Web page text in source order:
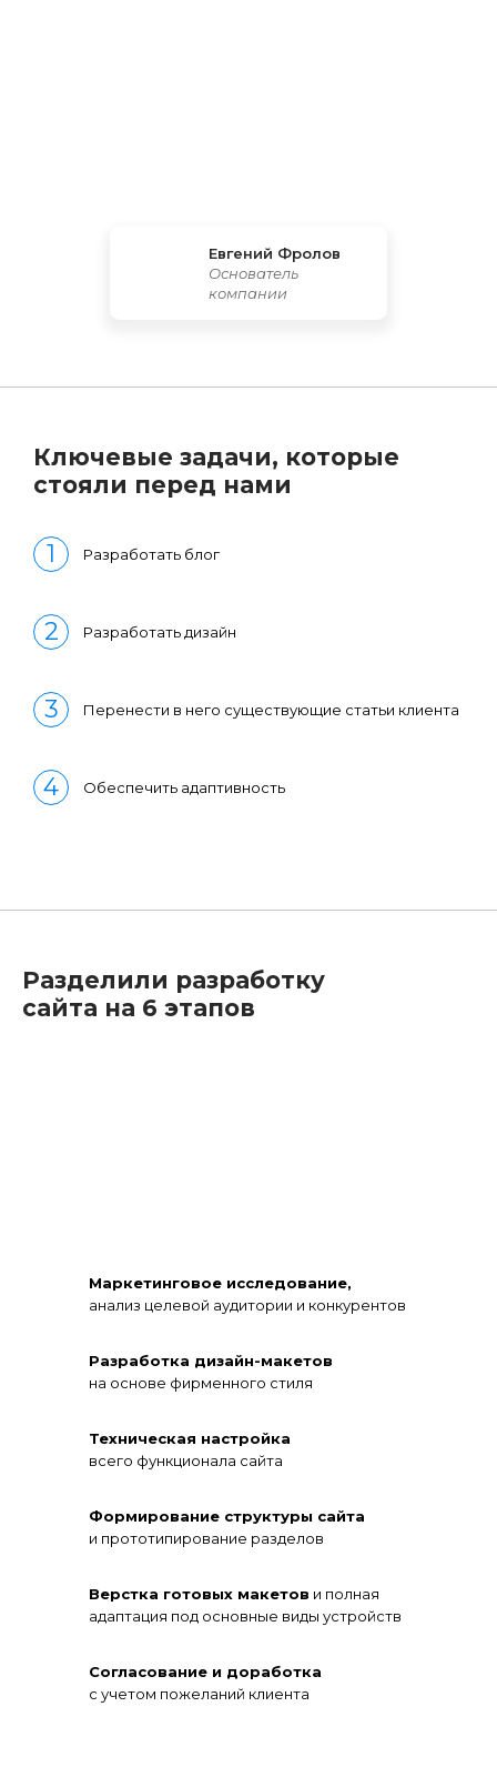
Евгений Фролов
Основатель
компании
Ключевые задачи, которые
стояли перед нами
Разработать блог
Разработать дизайн
Перенести в него существующие статьи клиента
Обеспечить адаптивность
Разделили разработку
сайта на 6 этапов
Маркетинговое исследование,
анализ целевой аудитории и конкурентов
Разработка дизайн-макетов
на основе фирменного стиля
Техническая настройка
всего функционала сайта
Формирование структуры сайта
и прототипирование разделов
Верстка готовых макетов и полная
адаптация под основные виды устройств
Согласование и доработка
с учетом пожеланий клиента